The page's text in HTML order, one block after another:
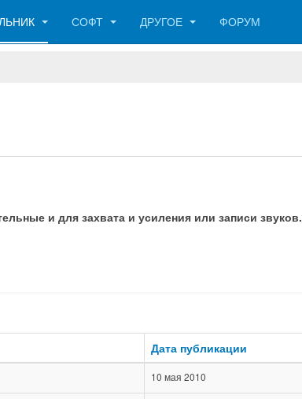
СОФТ ДРУГОЕ ФОРУМ
и для захвата и усиления или записи звуков.
Дата публикации
10 мая 2010